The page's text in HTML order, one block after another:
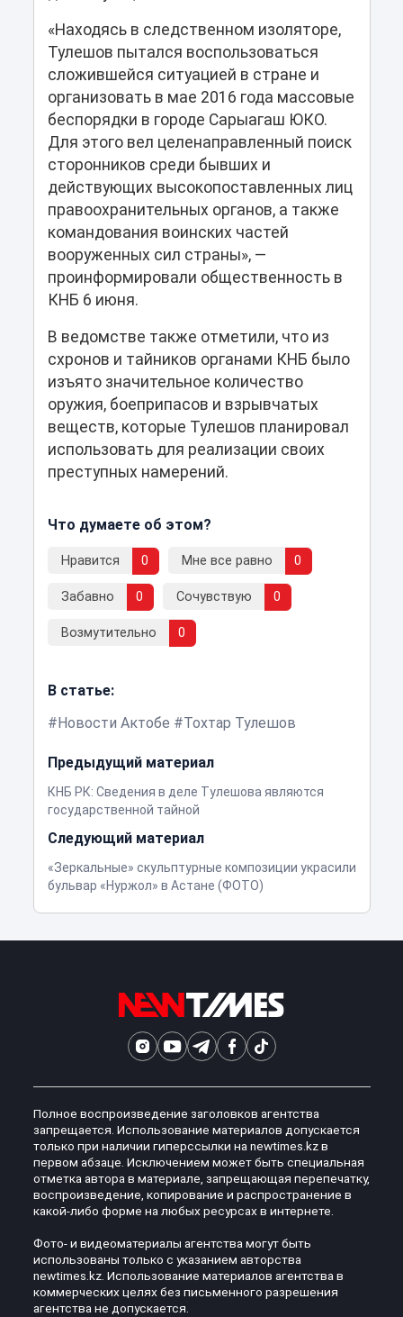
«Находясь в следственном изоляторе,
Тулешов пытался воспользоваться
сложившейся ситуацией в стране и
организовать в мае 2016 года массовые
беспорядки в городе Сарыагаш ЮКО.
Для этого вел целенаправленный поиск
сторонников среди бывших и
действующих высокопоставленных лиц
правоохранительных органов, а также
командования воинских частей
вооруженных сил страны», —
проинформировали общественность в
КНБ 6 июня.
В ведомстве также отметили, что из
схронов и тайников органами КНБ было
изъято значительное количество
оружия, боеприпасов и взрывчатых
веществ, которые Тулешов планировал
использовать для реализации своих
преступных намерений.
Что думаете об этом?
Нравится 0 Мне все равно 0
Забавно 0 Сочувствую 0
Возмутительно 0
В статье:
Новости Актобе
Тохтар Тулешов
Предыдущий материал
КНБ РК: Сведения в деле Тулешова являются
государственной тайной
Следующий материал
«Зеркальные» скульптурные композиции украсили
бульвар «Нуржол» в Астане (ФОТО)
Полное воспроизведение заголовков агентства
запрещается. Использование материалов допускается
только при наличии гиперссылки на newtimes.kz в
первом абзаце. Исключением может быть специальная
отметка автора в материале, запрещающая перепечатку,
воспроизведение, копирование и распространение в
какой-либо форме на любых ресурсах в интернете.
Фото- и видеоматериалы агентства могут быть
использованы только с указанием авторства
newtimes.kz. Использование материалов агентства в
коммерческих целях без письменного разрешения
агентства не допускается.